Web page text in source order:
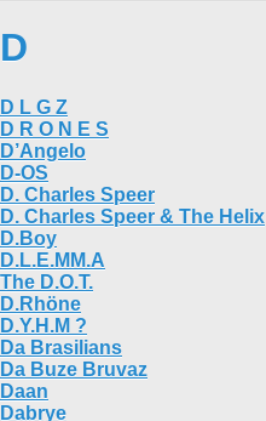
D
D L G Z
D R O N E S
D’Angelo
D-OS
D. Charles Speer
D. Charles Speer & The Helix
D.Boy
D.L.E.MM.A
The D.O.T.
D.Rhöne
D.Y.H.M ?
Da Brasilians
Da Buze Bruvaz
Daan
Dabrye